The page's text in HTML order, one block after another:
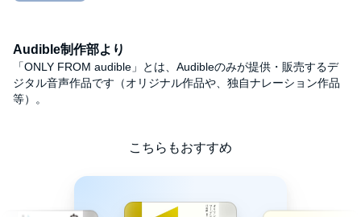
心当たりはないだろうか？
だが、時間は無慈悲である。
すべての瞬間はたった一回きりだからだ。無意味な活動に費やし
た膨大な時間は、もう取り戻すことはできない。
しかも、あとどれくらいの時間が自分に残されているかは、誰に
時間は１秒ずつ確実に贈られてくるからだ。しかも、それを有効
自分の価値観や向上心を反映するような方法で時間を上手に使う
では、ここで重要な質問をしよう。
Audible制作部より
「ONLY FROM audible」とは、Audibleのみが提供・販売するデ
ジタル音声作品です（オリジナル作品や、独自ナレーション作品
等）。
こちらもおすすめ